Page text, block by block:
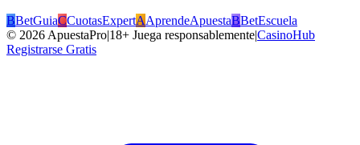
BBetGuiaCCuotasExpertAAprendeApuestaBBetEscuela
© 2026 ApuestaPro|18+ Juega responsablemente|CasinoHub
Registrarse Gratis